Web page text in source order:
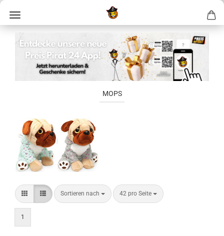
MOPS
Sortieren nach 42 pro Seite
1